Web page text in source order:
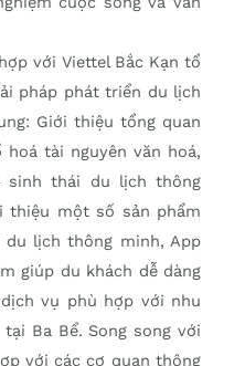
với Viettel Bắc Kạn tổ
pháp phát triển du lịch
Giới thiệu tổng quan
tài nguyên văn hoá,
sinh thái du lịch thông
thiệu một số sản phẩm
lịch thông minh, App
giúp du khách dễ dàng
vụ phù hợp với nhu
Ba Bể. Song song với
với các cơ quan thông